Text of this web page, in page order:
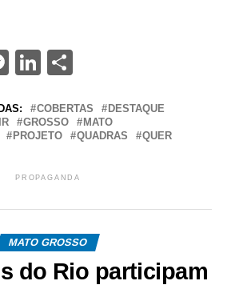
Messenger
LinkedIn
Share
COBERTAS
DESTAQUE
GROSSO
MATO
PROJETO QUADRAS
QUER
PROPAGANDA
MATO GROSSO
do Rio participam